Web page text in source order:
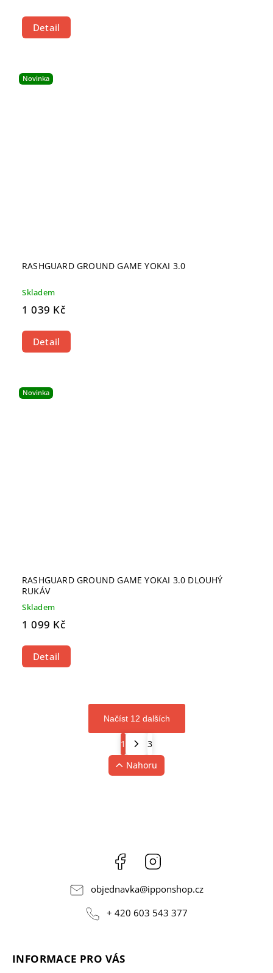
Detail
Novinka
RASHGUARD GROUND GAME YOKAI 3.0
Skladem
1 039 Kč
Detail
Novinka
RASHGUARD GROUND GAME YOKAI 3.0 DLOUHÝ
RUKÁV
Skladem
1 099 Kč
Detail
Načíst 12 dalších
1
3
Nahoru
Facebook
objednavka@ipponshop.cz
+ 420 603 543 377
INFORMACE PRO VÁS